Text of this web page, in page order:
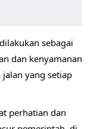
sebagai
dan kenyamanan
yang setiap
perhatian dan